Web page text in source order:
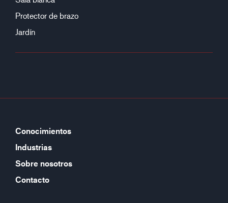
Protector de brazo
Jardín
Conocimientos
Industrias
Sobre nosotros
Contacto